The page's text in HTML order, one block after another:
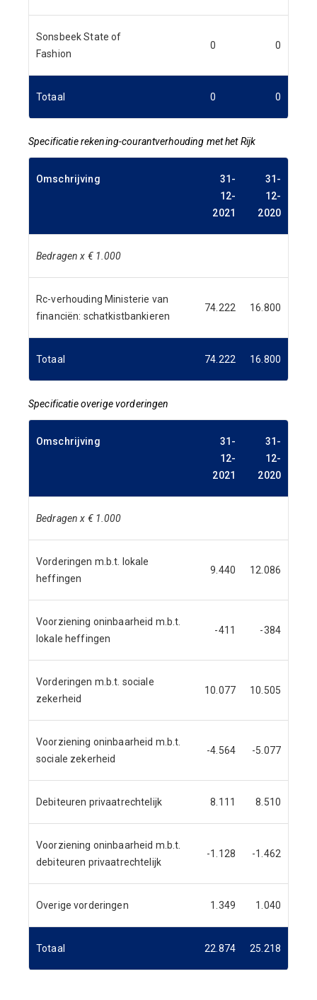
Sonsbeek State of
Fashion
0 0
Totaal 0 0
Specificatie rekening-courantverhouding met het Rijk
Omschrijving
31-
12-
2021
31-
12-
2020
Bedragen x € 1.000
Rc-verhouding Ministerie van
financiën: schatkistbankieren
74.222 16.800
Totaal 74.222 16.800
Specificatie overige vorderingen
Omschrijving
31-
12-
2021
31-
12-
2020
Bedragen x € 1.000
Vorderingen m.b.t. lokale
heffingen
9.440 12.086
Voorziening oninbaarheid m.b.t.
lokale heffingen
-411 -384
Vorderingen m.b.t. sociale
zekerheid
10.077 10.505
Voorziening oninbaarheid m.b.t.
sociale zekerheid
-4.564 -5.077
Debiteuren privaatrechtelijk 8.111 8.510
Voorziening oninbaarheid m.b.t.
debiteuren privaatrechtelijk
-1.128 -1.462
Overige vorderingen 1.349 1.040
Totaal 22.874 25.218